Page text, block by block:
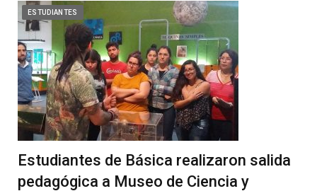
ESTUDIANTES
Estudiantes de Básica realizaron salida
pedagógica a Museo de Ciencia y